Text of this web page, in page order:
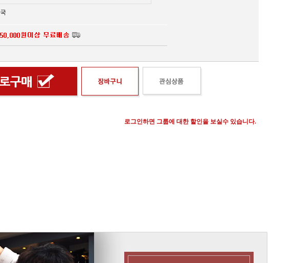
로그인하면 그룹에 대한 할인을 보실수 있습니다.